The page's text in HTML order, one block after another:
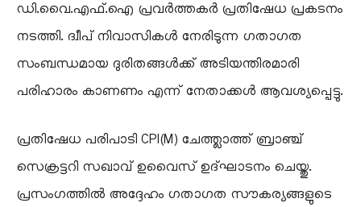
ഡി.വൈ.എഫ്.ഐ പ്രവർത്തകർ പ്രതിഷേധ പ്രകടനം
നടത്തി. ദ്വീപ് നിവാസികൾ നേരിടുന്ന ഗതാഗത
സംബന്ധമായ ദുരിതങ്ങൾക്ക് അടിയന്തിരമാരി
പരിഹാരം കാണണം എന്ന് നേതാക്കൾ ആവശ്യപ്പെട്ടു.
പ്രതിഷേധ പരിപാടി CPI(M) ചേത്ത്ലാത്ത് ബ്രാഞ്ച്
സെക്രട്ടറി സഖാവ് ഉവൈസ് ഉദ്ഘാടനം ചെയ്തു.
പ്രസംഗത്തിൽ അദ്ദേഹം ഗതാഗത സൗകര്യങ്ങളുടെ